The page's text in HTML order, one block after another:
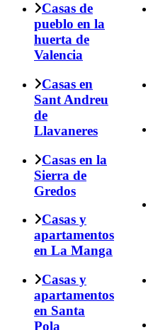
Casas de
pueblo en la
huerta de
Valencia
Casas en
Sant Andreu
de
Llavaneres
Casas en la
Sierra de
Gredos
Casas y
apartamentos
en La Manga
Casas y
apartamentos
en Santa
Pola